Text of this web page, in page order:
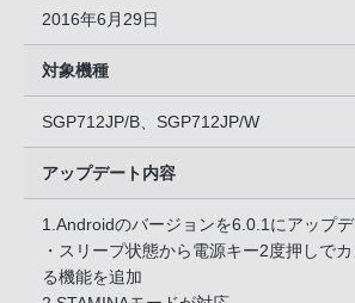
2016年6月29日
対象機種
SGP712JP/B、SGP712JP/W
アップデート内容
1.Androidのバージョンを6.0.1にアップ
・スリープ状態から電源キー2度押しで
る機能を追加